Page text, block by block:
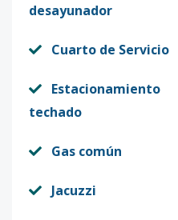
desayunador
Cuarto de Servicio
Estacionamiento
techado
Gas común
Jacuzzi